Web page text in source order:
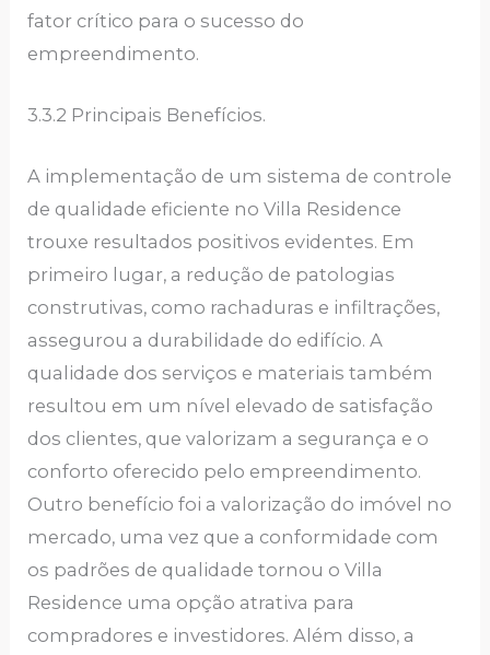
fator crítico para o sucesso do
empreendimento.
3.3.2 Principais Benefícios.
A implementação de um sistema de controle
de qualidade eficiente no Villa Residence
trouxe resultados positivos evidentes. Em
primeiro lugar, a redução de patologias
construtivas, como rachaduras e infiltrações,
assegurou a durabilidade do edifício. A
qualidade dos serviços e materiais também
resultou em um nível elevado de satisfação
dos clientes, que valorizam a segurança e o
conforto oferecido pelo empreendimento.
Outro benefício foi a valorização do imóvel no
mercado, uma vez que a conformidade com
os padrões de qualidade tornou o Villa
Residence uma opção atrativa para
compradores e investidores. Além disso, a